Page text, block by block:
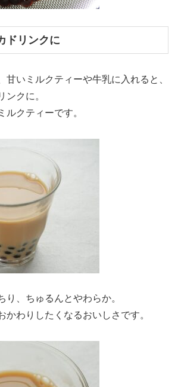
ドリンクに
甘いミルクティーや牛乳に入れると、
ンクに。
ルクティーです。
り、ちゅるんとやわらか。
かわりしたくなるおいしさです。